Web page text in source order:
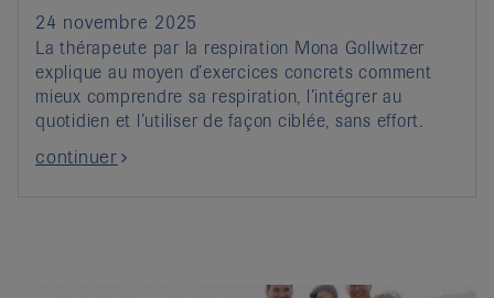
24 novembre 2025
La thérapeute par la respiration Mona Gollwitzer
explique au moyen d’exercices concrets comment
mieux comprendre sa respiration, l’intégrer au
quotidien et l’utiliser de façon ciblée, sans effort.
continuer